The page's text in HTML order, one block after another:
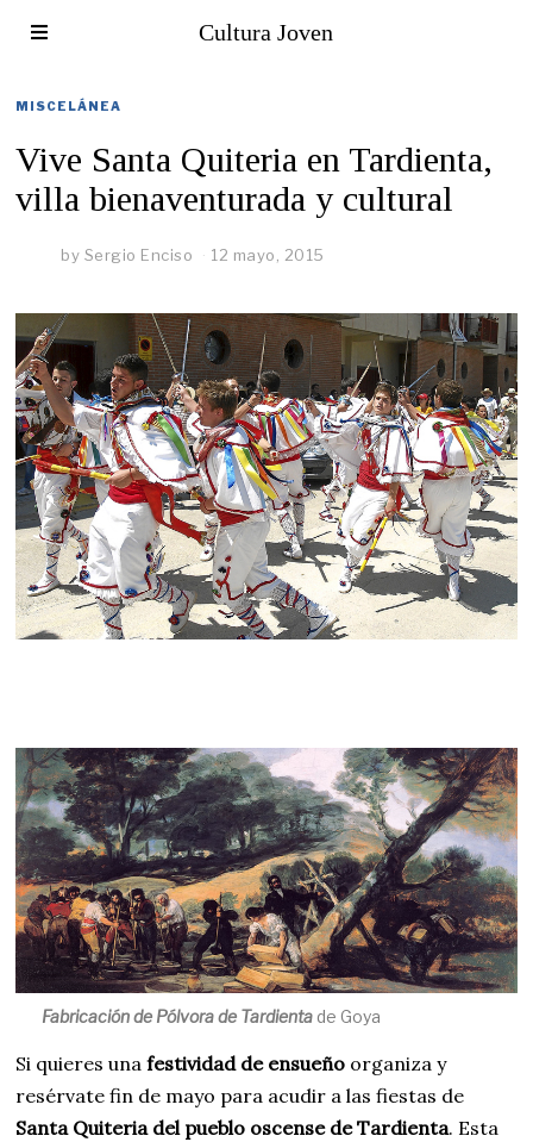
Cultura Joven
MISCELÁNEA
Vive Santa Quiteria en Tardienta,
villa bienaventurada y cultural
by Sergio Enciso 12 mayo, 2015
Fabricación de Pólvora de Tardienta de Goya
Si quieres unafestividad de ensueño organiza y
resérvate fin de mayo para acudir a las fiestas de
Santa Quiteria del pueblo oscense de Tardienta. Esta